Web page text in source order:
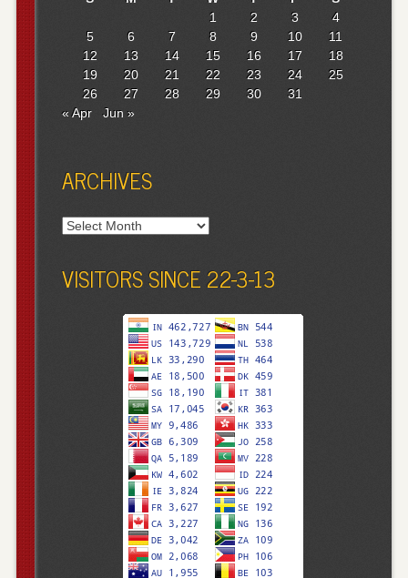
1
2 3
4
5
6 7 8 9 10
11
12
13 14 15 16 17
18
19
20 21 22 23 24
25
26
27 28 29 30
31
« Apr
Jun »
ARCHIVES
Archives
VISITORS SINCE 22-3-13